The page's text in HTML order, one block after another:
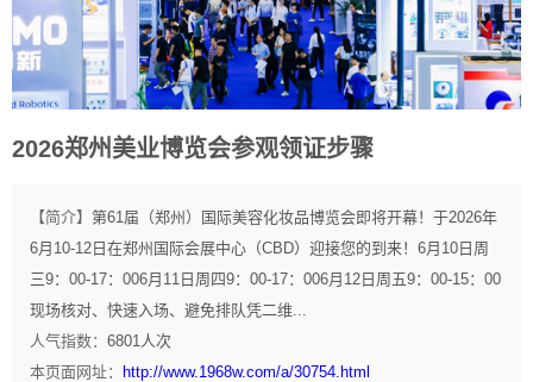
2026郑州美业博览会参观领证步骤
【简介】 第61届（郑州）国际美容化妆品博览会即将开幕！于2026年
6月10-12日在郑州国际会展中心（CBD）迎接您的到来！6月10日周
三9：00-17：006月11日周四9：00-17：006月12日周五9：00-15：00
现场核对、快速入场、避免排队凭二维...
人气指数： 6801 人次
本页面网址：
http://www.1968w.com/a/30754.html